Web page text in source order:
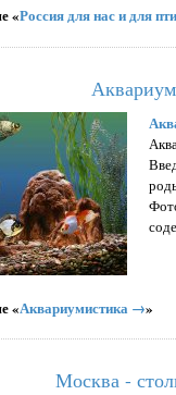
«Россия для нас и для
«Аквариумистика →»
Москва -